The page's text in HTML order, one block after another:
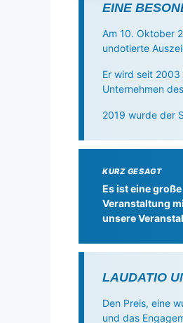
EINE
Am 10. Oktober
undotierte
Er wird seit
Unternehmen
2019 wurde der
KURZ GESAGT
Es ist eine
Veranstaltung
unsere
LAUDATIO
Den Preis, eine
und das